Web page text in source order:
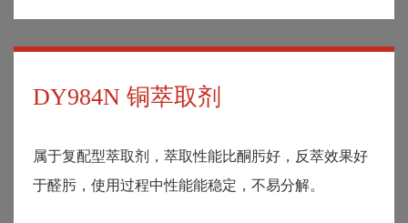
DY984N 铜萃取剂
属于复配型萃取剂，萃取性能比酮肟好，反萃效果好
于醛肟，使用过程中性能能稳定，不易分解。